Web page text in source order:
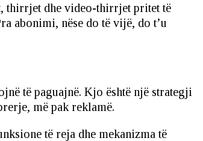
thirrjet dhe video-thirrjet pritet të
abonimi, nëse do të vijë, do t’u
të paguajnë. Kjo është një strategji
më pak reklamë.
të reja dhe mekanizma të